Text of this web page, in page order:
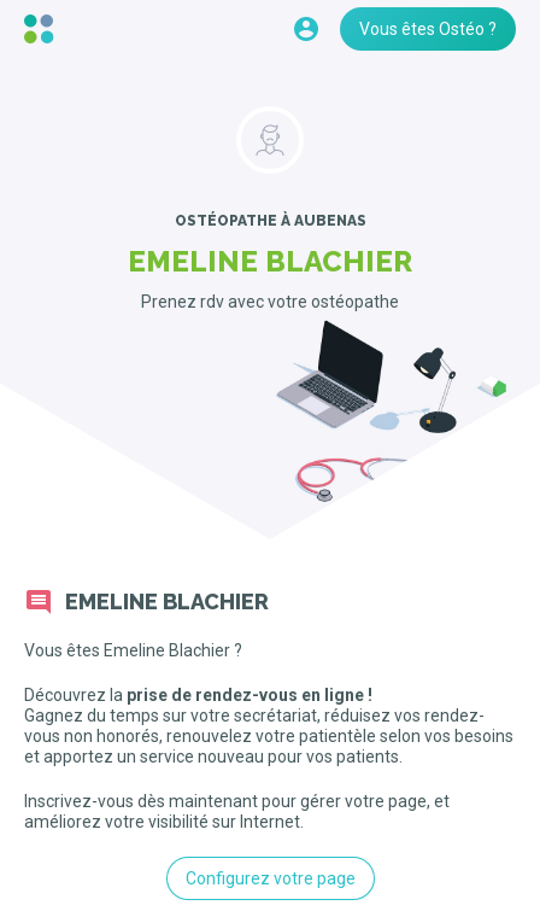
Vous êtes Ostéo ?
OSTÉOPATHE À AUBENAS
EMELINE BLACHIER
Prenez rdv avec votre ostéopathe
EMELINE BLACHIER
Vous êtes Emeline Blachier ?
Découvrez la prise de rendez-vous en ligne !
Gagnez du temps sur votre secrétariat, réduisez vos rendez-
vous non honorés, renouvelez votre patientèle selon vos besoins
et apportez un service nouveau pour vos patients.
Inscrivez-vous dès maintenant pour gérer votre page, et
améliorez votre visibilité sur Internet.
Configurez votre page